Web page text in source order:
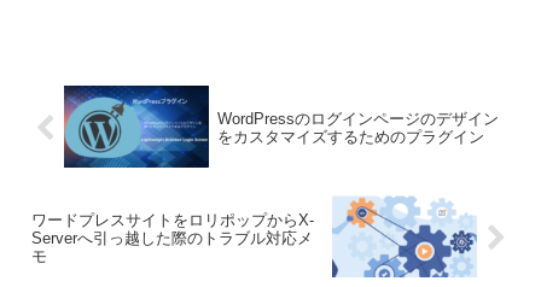
WordPressのログインページのデザイン
をカスタマイズするためのプラグイン
ワードプレスサイトをロリポップからX-
Serverへ引っ越した際のトラブル対応メ
モ